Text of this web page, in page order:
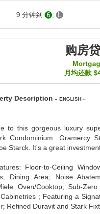
9 分钟到 6 L
购房
月均还款
Description « ENGLISH »
to this gorgeous luxury
Condominium. Gramercy
Starck. It's a great
Floor-to-Ceiling
Dining Area; Noise
Oven/Cooktop; Sub-
; Featuring a
Refined Duravit and Stark